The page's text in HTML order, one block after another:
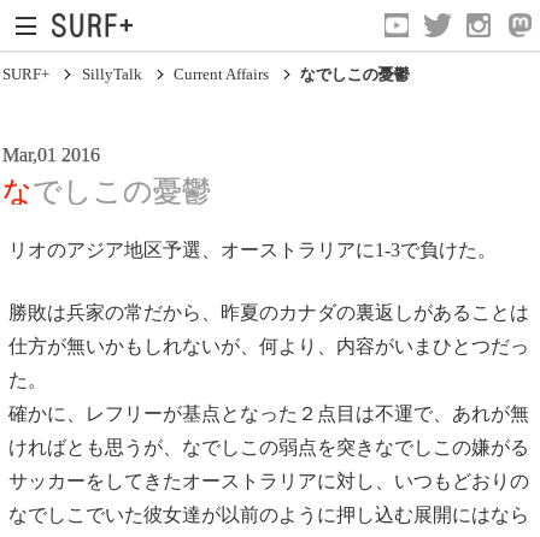
Life In Surfing
Vibration
Mind
Clips
SURF+ SillyTalk Current Affairs なでしこの憂鬱
Mar,01 2016
なでしこの憂鬱
リオのアジア地区予選、オーストラリアに1-3で負けた。
勝敗は兵家の常だから、昨夏のカナダの裏返しがあることは
仕方が無いかもしれないが、何より、内容がいまひとつだっ
た。
確かに、レフリーが基点となった２点目は不運で、あれが無
ければとも思うが、なでしこの弱点を突きなでしこの嫌がる
サッカーをしてきたオーストラリアに対し、いつもどおりの
なでしこでいた彼女達が以前のように押し込む展開にはなら